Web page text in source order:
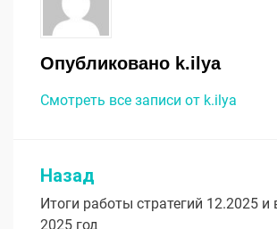
Опубликовано k.ilya
Смотреть все записи от k.ilya
Навигация
по
Назад
Итоги работы стратегий 12.2025 и
2025 год